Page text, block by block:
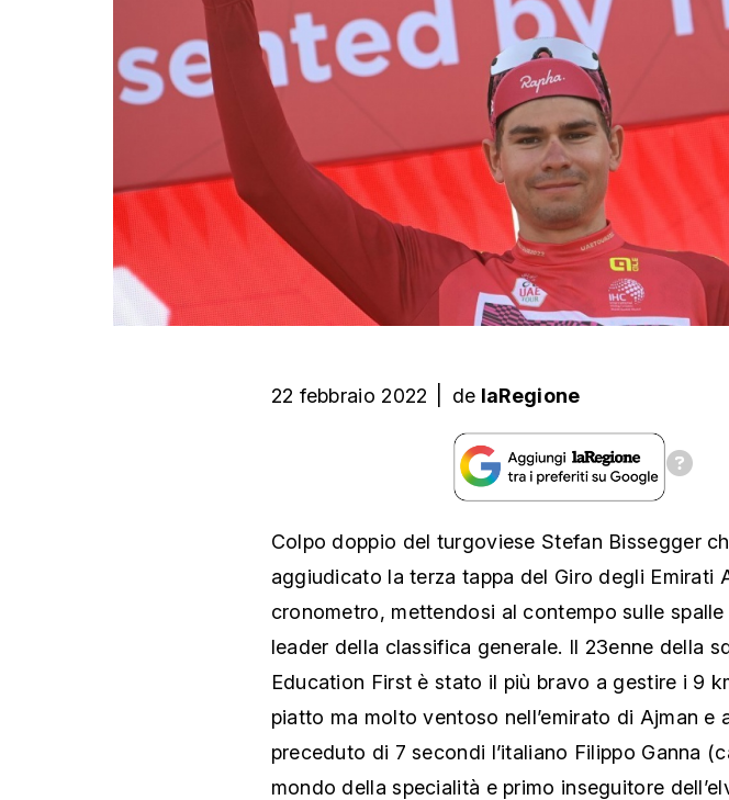
22 febbraio 2022 de laRegione
Colpo doppio del turgoviese Stefan Bissegger
aggiudicato la terza tappa del Giro degli Emirati
cronometro, mettendosi al contempo sulle spalle
leader della classifica generale. Il 23enne della
Education First è stato il più bravo a gestire i 9
piatto ma molto ventoso nell’emirato di Ajman e
preceduto di 7 secondi l’italiano Filippo Ganna
mondo della specialità e primo inseguitore